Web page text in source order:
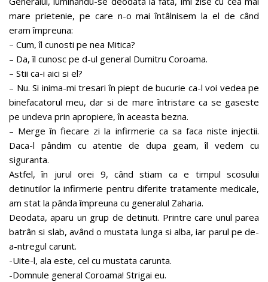
mare prietenie, pe care n-o mai întâlnisem la el de când
eram împreuna:
– Cum, îl cunosti pe nea Mitica?
– Da, îl cunosc pe d-ul general Dumitru Coroama.
– Stii ca-i aici si el?
– Nu. Si inima-mi tresari în piept de bucurie ca-l voi vedea pe
binefacatorul meu, dar si de mare întristare ca se gaseste
pe undeva prin apropiere, în aceasta bezna.
– Merge în fiecare zi la infirmerie ca sa faca niste injectii.
Daca-l pândim cu atentie de dupa geam, îl vedem cu
siguranta.
Astfel, în jurul orei 9, când stiam ca e timpul scosului
detinutilor la infirmerie pentru diferite tratamente medicale,
am stat la pânda împreuna cu generalul Zaharia.
Deodata, aparu un grup de detinuti. Printre care unul parea
batrân si slab, având o mustata lunga si alba, iar parul pe de-
a-ntregul carunt.
-Uite-l, ala este, cel cu mustata carunta.
-Domnule general Coroama! Strigai eu.